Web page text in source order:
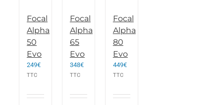
Focal
Alpha
50
Evo
249€
TTC
Focal
Alpha
65
Evo
348€
TTC
Focal
Alpha
80
Evo
449€
TTC